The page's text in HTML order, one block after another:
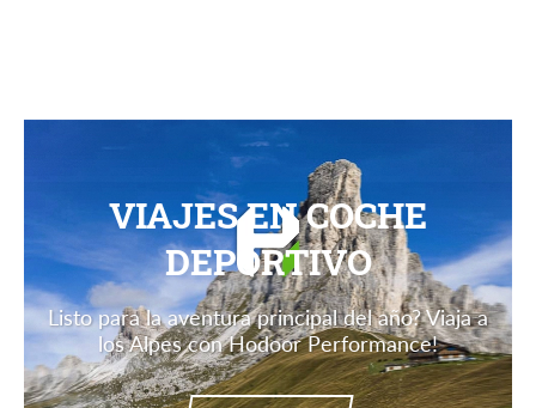
VIAJES EN COCHE
DEPORTIVO
Listo para la aventura principal del año? Viaja a
los Alpes con Hodoor Performance!